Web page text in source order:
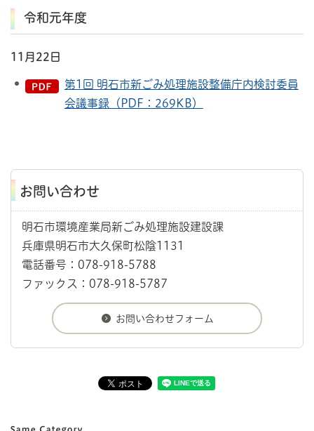
令和元年度
11月22日
第1回 明石市新ごみ処理施設整備庁内検討委員
会議事録（PDF：269KB）
お問い合わせ
明石市環境産業局新ごみ処理施設建設課
兵庫県明石市大久保町松陰1131
電話番号：078-918-5788
ファックス：078-918-5787